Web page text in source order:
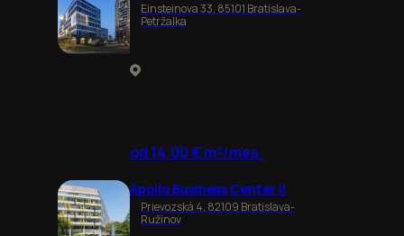
Einsteinova 33, 85101 Bratislava-
Petržalka
od 14,00 € m²/mes.
Apollo Business Center II
Prievozská 4, 82109 Bratislava-
Ružinov